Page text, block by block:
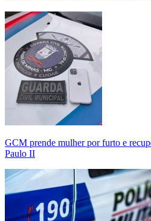
GCM prende mulher por furto e
Paulo II